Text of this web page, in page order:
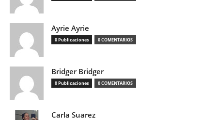
Ayrie Ayrie
0 Publicaciones 0 COMENTARIOS
Bridger Bridger
0 Publicaciones 0 COMENTARIOS
Carla Suarez